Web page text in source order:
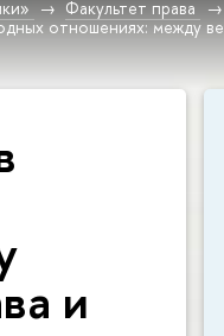
Факультет права
отношениях: между
и